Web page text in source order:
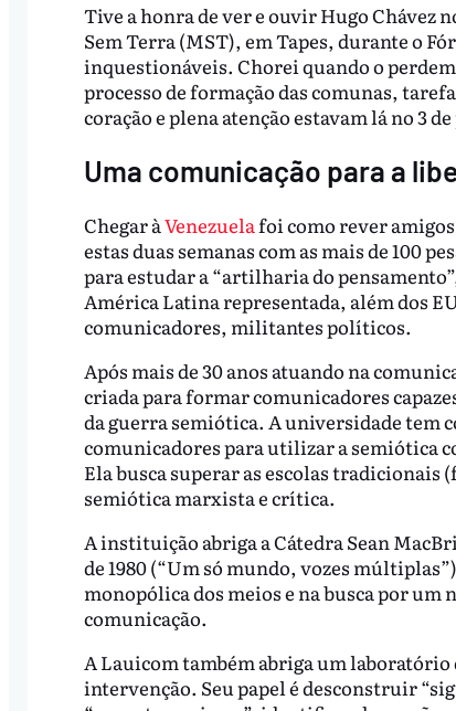
Tive a honra de ver e ouvir Hugo Chávez
Sem Terra (MST), em Tapes, durante o
inquestionáveis. Chorei quando o
processo de formação das comunas,
coração e plena atenção estavam lá no 3
Uma comunicação para a
Chegar àVenezuelafoi como rever
estas duas semanas com as mais de 100
para estudar a “artilharia do
América Latina representada, além dos
comunicadores, militantes políticos.
Após mais de 30 anos atuando na
criada para formar comunicadores
da guerra semiótica. A universidade tem
comunicadores para utilizar a semiótica
Ela busca superar as escolas
semiótica marxista e crítica.
A instituição abriga a Cátedra Sean
de 1980 (“Um só mundo, vozes
monopólica dos meios e na busca por
comunicação.
A Lauicom também abriga um
intervenção. Seu papel é desconstruir